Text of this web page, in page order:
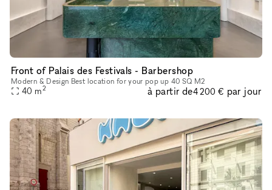
Front of Palais des Festivals - Barbershop
Modern & Design Best location for your pop up 40 SQ M2
40 m2 à partir de4 200 € par jour